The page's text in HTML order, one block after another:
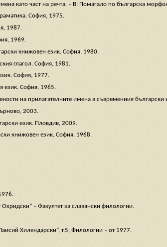
като част на речта. – В: Помагало по българска
София, 1975.
1987.
1969.
книжовен език. София, 1980.
глагол. София, 1981.
София, 1977.
език. София, 1965.
на прилагателните имена в съвременния
2003.
език. Пловдив, 2009.
книжовен език. София. 1968.
– Факултет за славянски филологии.
Хилендарски”, т.5, Филологии – от 1977.